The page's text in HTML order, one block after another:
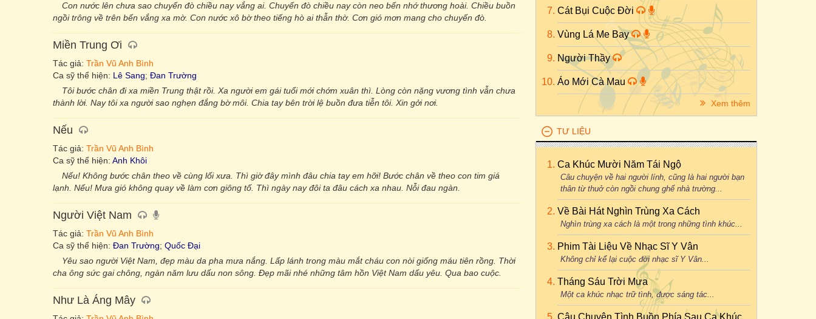
Con nước lên chưa sao chuyến đò chiều nay vắng ai. Chuyến đò chiều nay còn neo bến nhớ thương hoài. Chiều buồn
ngồi trông về trên bến vắng xa mờ. Con nước xô bờ theo tiếng hò ai thẫn thờ. Cơn gió mơn mang cho chuyến đò.
Miền Trung Ơi
Tác giả: Trần Vũ Anh Bình
Ca sỹ thể hiện: Lê Sang; Đan Trường
Tôi bước chân đi xa miền Trung thật rồi. Xa người em gái tuổi mới chớm xuân thì. Lòng còn nặng vương tình vẫn chưa
thành lời. Nay tôi xa người sao nghẹn đắng bờ môi. Chia tay bên trời lệ buồn đưa tiễn tôi. Xin gởi nơi.
Nếu
Tác giả: Trần Vũ Anh Bình
Ca sỹ thể hiện: Anh Khôi
Nếu! Không bước chân theo về cùng lối xưa. Thì giờ đây mình đâu chia tay em hỡi! Bước chân về theo con tim giá
lạnh. Nếu! Mưa gió không quay về làm cơn giông tố. Thì ngày nay đôi ta đâu cách xa nhau. Nỗi đau ngàn.
Người Việt Nam
Tác giả: Trần Vũ Anh Bình
Ca sỹ thể hiện: Đan Trường; Quốc Đại
Yêu sao người Việt Nam, đẹp màu da pha mưa nắng. Lấp lánh trong màu mắt cháu con nòi giống máu tiên rồng. Thời
cha ông sức gai chông, ngàn năm lưu dấu non sông. Đẹp mãi nhé những tâm hồn Việt Nam dấu yêu. Qua bao cuộc.
Như Là Áng Mây
Cát Bụi Cuộc Đời
Vùng Lá Me Bay
Người Thầy
Áo Mới Cà Mau
Xem thêm
TƯ LIỆU
Ca Khúc Mười Năm Tái Ngộ
Câu chuyện về hai người lính, cũng là hai người bạn
thân từ thuở còn ngồi chung ghế nhà trường...
Về Bài Hát Nghìn Trùng Xa Cách
Nghìn trùng xa cách là một trong những tình khúc...
Phim Tài Liệu Về Nhạc Sĩ Y Vân
Không chỉ kể lại cuộc đời nhạc sĩ Y Vân...
Tháng Sáu Trời Mưa
Một ca khúc nhạc trữ tình, được sáng tác...
Câu Chuyện Tình Buồn Phía Sau Ca Khúc